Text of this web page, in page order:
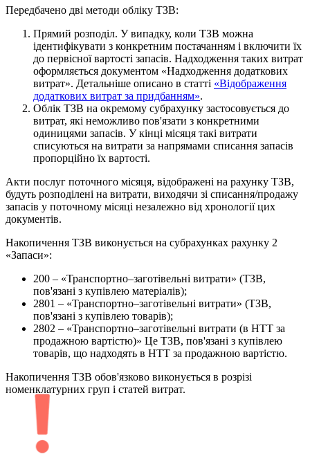
Передбачено дві методи обліку ТЗВ:
Прямий розподіл. У випадку, коли ТЗВ можна
ідентифікувати з конкретним постачанням і включити їх
до первісної вартості запасів. Надходження таких витрат
оформляється документом «Надходження додаткових
витрат». Детальніше описано в статті «Відображення
додаткових витрат за придбанням».
Облік ТЗВ на окремому субрахунку застосовується до
витрат, які неможливо пов'язати з конкретними
одиницями запасів. У кінці місяця такі витрати
списуються на витрати за напрямами списання запасів
пропорційно їх вартості.
Акти послуг поточного місяця, відображені на рахунку ТЗВ,
будуть розподілені на витрати, виходячи зі списання/продажу
запасів у поточному місяці незалежно від хронології цих
документів.
Накопичення ТЗВ виконується на субрахунках рахунку 2
«Запаси»:
200 – «Транспортно–заготівельні витрати» (ТЗВ,
пов'язані з купівлею матеріалів);
2801 – «Транспортно–заготівельні витрати» (ТЗВ,
пов'язані з купівлею товарів);
2802 – «Транспортно–заготівельні витрати (в НТТ за
продажною вартістю)» Це ТЗВ, пов'язані з купівлею
товарів, що надходять в НТТ за продажною вартістю.
Накопичення ТЗВ обов'язково виконується в розрізі
номенклатурних груп і статей витрат.